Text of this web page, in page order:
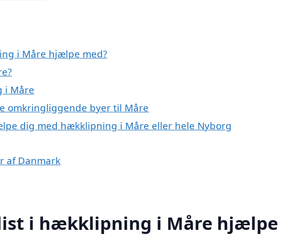
i Måre hjælpe med?
i Måre
omkringliggende byer til Måre
dig med hækklipning i Måre eller hele Nyborg
af Danmark
i hækklipning i Måre hjælpe